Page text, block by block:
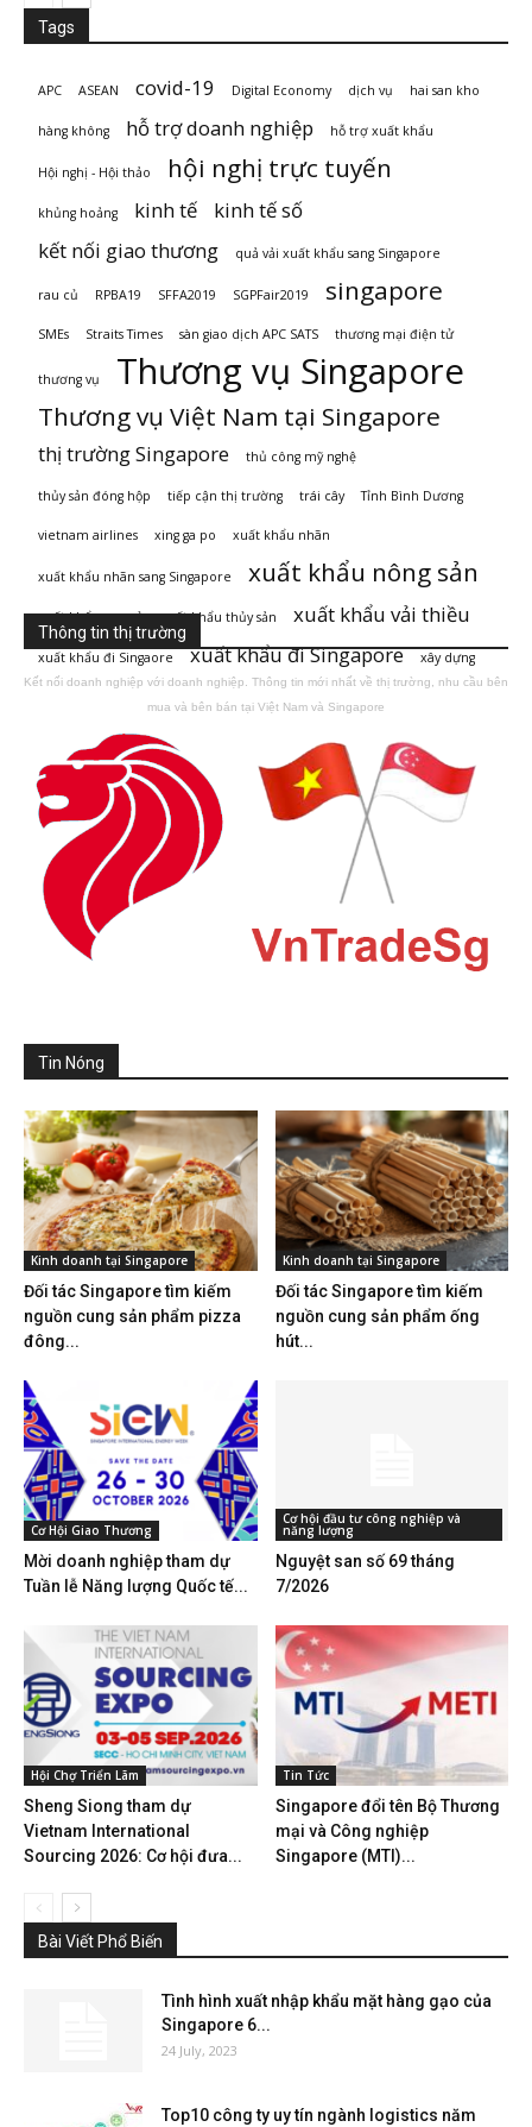
Tags
APC ASEAN covid-19 Digital Economy dịch vụ hai san kho
hàng không hỗ trợ doanh nghiệp hỗ trợ xuất khẩu
Hội nghị - Hội thảo hội nghị trực tuyến
khủng hoảng kinh tế
kinh tế số
kết nối giao thương
quả vải xuất khẩu sang Singapore
rau củ RPBA19 SFFA2019 SGPFair2019 singapore
SMEs Straits Times sàn giao dịch APC SATS thương mại điện tử
thương vụ Thương vụ Singapore
Thương vụ Việt Nam tại Singapore
thị trường Singapore thủ công mỹ nghệ
thủy sản đóng hộp tiếp cận thị trường trái cây Tỉnh Bình Dương
vietnam airlines xing ga po xuất khẩu nhãn
xuất khẩu nhãn sang Singapore xuất khẩu nông sản
xuất khẩu rau củ xuất khẩu thủy sản xuất khẩu vải thiều
xuất khẩu đi Singaore xuất khẩu đi Singapore xây dựng
Thông tin thị trường
Kết nối doanh nghiệp với doanh nghiệp. Thông tin mới nhất về thị trường, nhu cầu bên
mua và bên bán tại Việt Nam và Singapore
Tin Nóng
Kinh doanh tại Singapore
Đối tác Singapore tìm kiếm
nguồn cung sản phẩm pizza
đông...
Kinh doanh tại Singapore
Đối tác Singapore tìm kiếm
nguồn cung sản phẩm ống
hút...
Cơ Hội Giao Thương
Mời doanh nghiệp tham dự
Tuần lễ Năng lượng Quốc tế...
Cơ hội đầu tư công nghiệp và
năng lượng
Nguyệt san số 69 tháng
7/2026
Hội Chợ Triển Lãm
Sheng Siong tham dự
Vietnam International
Sourcing 2026: Cơ hội đưa...
Tin Tức
Singapore đổi tên Bộ Thương
mại và Công nghiệp
Singapore (MTI)...
Bài Viết Phổ Biến
Tình hình xuất nhập khẩu mặt hàng gạo của
Singapore 6...
24 July, 2023
Top10 công ty uy tín ngành logistics năm